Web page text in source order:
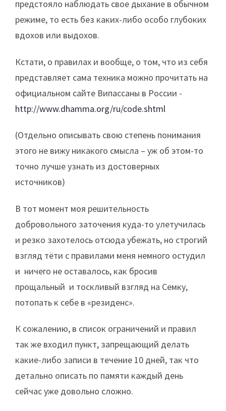
предстояло наблюдать свое дыхание в обычном
режиме, то есть без каких-либо особо глубоких
вдохов или выдохов.
Кстати, о правилах и вообще, о том, что из себя
представляет сама техника можно прочитать на
официальном сайте Випассаны в России -
http://www.dhamma.org/ru/code.shtml
(Отдельно описывать свою степень понимания
этого не вижу никакого смысла – уж об этом-то
точно лучше узнать из достоверных
источников)
В тот момент моя решительность
добровольного заточения куда-то улетучилась
и резко захотелось отсюда убежать, но строгий
взгляд тёти с правилами меня немного остудил
и ничего не оставалось, как бросив
прощальный и тоскливый взгляд на Семку,
потопать к себе в «резиденс».
К сожалению, в список ограничений и правил
так же входил пункт, запрещающий делать
какие-либо записи в течение 10 дней, так что
детально описать по памяти каждый день
сейчас уже довольно сложно.